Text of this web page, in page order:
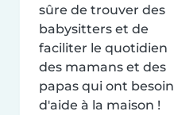
sûre de trouver des
babysitters et de
faciliter le quotidien
des mamans et des
papas qui ont besoin
d'aide à la maison !